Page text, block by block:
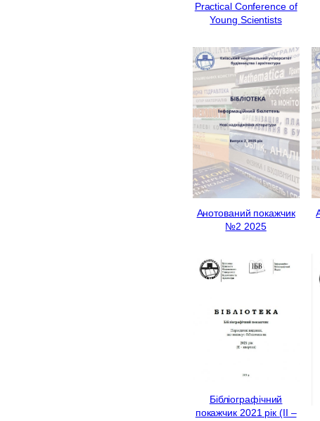
Practical Conference of
Young Scientists
Анотований покажчик
№2 2025
Бібліографічний
покажчик 2021 рік (ІI –